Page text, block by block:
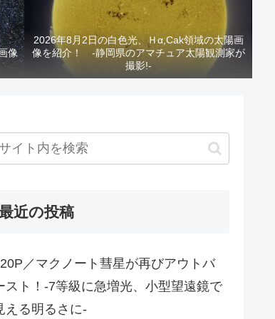
像
2026年8月2日の白色光、Ｈα,Cak領域の太陽画
像を紹介！ -静岡県のアマチュア太陽観測家が
撮影!-
近の投稿
／マクノート彗星が再びアウトバ
スト！-7等級に急増光、小型望遠鏡で
える明るさに-